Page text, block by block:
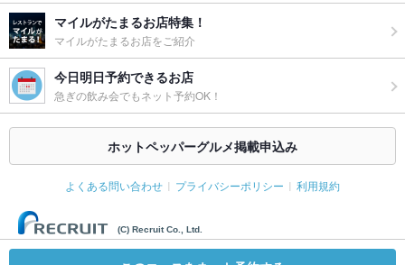
マイルがたまるお店特集！
マイルがたまるお店をご紹介
今日明日予約できるお店
急ぎの飲み会でもネット予約OK！
ホットペッパーグルメ掲載申込み
よくある問い合わせ プライバシーポリシー 利用規約
(C) Recruit Co., Ltd.